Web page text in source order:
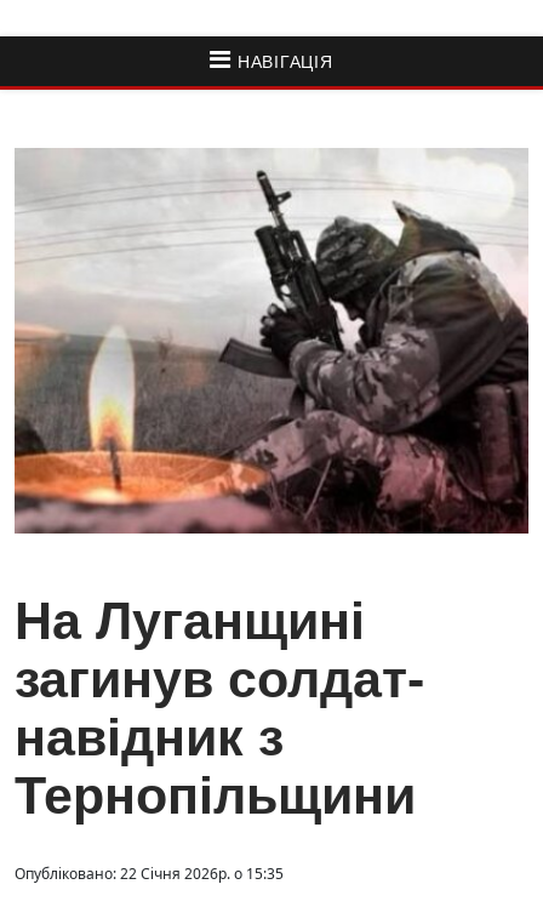
НАВІГАЦІЯ
На Луганщині
загинув солдат-
навідник з
Тернопільщини
Опубліковано: 22 Січня 2026р. о 15:35